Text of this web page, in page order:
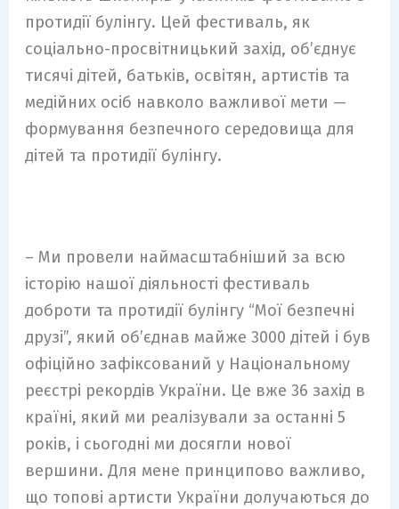
протидії булінгу. Цей фестиваль, як
соціально-просвітницький захід, об’єднує
тисячі дітей, батьків, освітян, артистів та
медійних осіб навколо важливої мети —
формування безпечного середовища для
дітей та протидії булінгу.
– Ми провели наймасштабніший за всю
історію нашої діяльності фестиваль
доброти та протидії булінгу “Мої безпечні
друзі”, який об’єднав майже 3000 дітей і був
офіційно зафіксований у Національному
реєстрі рекордів України. Це вже 36 захід в
країні, який ми реалізували за останні 5
років, і сьогодні ми досягли нової
вершини. Для мене принципово важливо,
що топові артисти України долучаються до